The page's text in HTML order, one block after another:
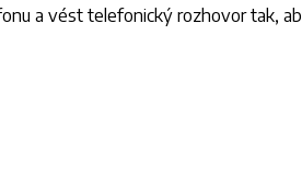
a vést telefonický rozhovor tak,